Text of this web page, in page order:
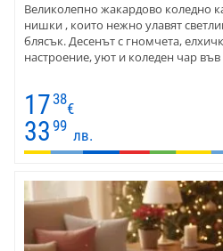
Великолепно жакардово коледно
нишки , които нежно улавят
блясък. Десенът с гномчета,
настроение, уют и коледен чар
17 38
€
33 99
лв.